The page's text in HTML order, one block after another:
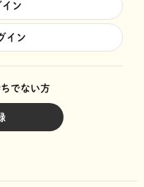
イン
イン
でない方